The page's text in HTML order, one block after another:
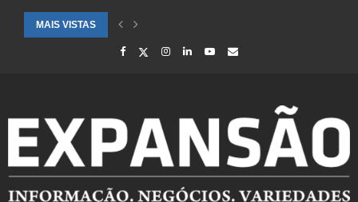
MAIS VISTAS
CIDADES ATENDIDAS PELO SEBRAE RS SÃO DESTAQUE EM